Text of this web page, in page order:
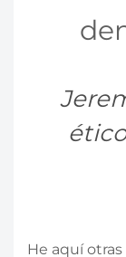
He aquí